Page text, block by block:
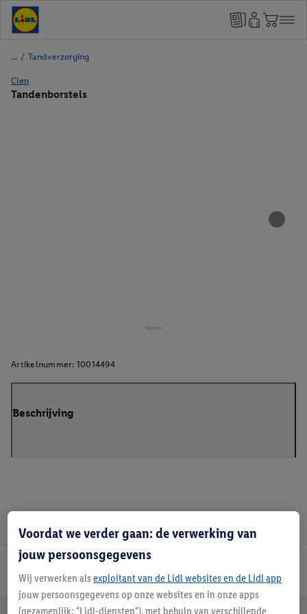
/ Tandverzorging
Cien
Tandenborstels
Artikelnummer: 10014494
Beschrijving
Voordat we verder gaan: de verwerking van
jouw persoonsgegevens
Wij verwerken als exploitant van de Lidl websites en de Lidl app
jouw persoonsgegevens op onze websites en in onze apps
(gezamenlijk: "Lidl-diensten"), met behulp van verschillende